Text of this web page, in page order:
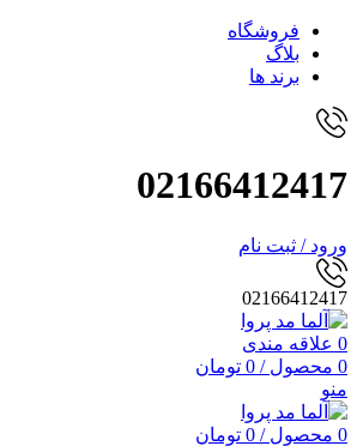
فروشگاه
بلاگ
برند ها
02166412417
ورود / ثبت نام
02166412417
0 علاقه مندی
0 محصول /
0 تومان
منو
0 محصول /
0 تومان